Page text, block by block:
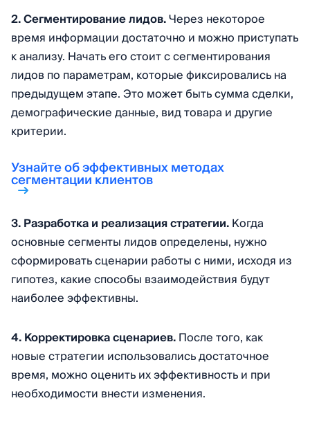
2. Сегментирование лидов.Через некоторое
время информации достаточно и можно приступать
к анализу. Начать его стоит с сегментирования
лидов по параметрам, которые фиксировались на
предыдущем этапе. Это может быть сумма сделки,
демографические данные, вид товара и другие
критерии.
Узнайте об эффективных методах
сегментации клиентов
3. Разработка и реализация стратегии.Когда
основные сегменты лидов определены, нужно
сформировать сценарии работы с ними, исходя из
гипотез, какие способы взаимодействия будут
наиболее эффективны.
4. Корректировка сценариев.После того, как
новые стратегии использовались достаточное
время, можно оценить их эффективность и при
необходимости внести изменения.